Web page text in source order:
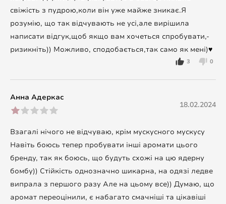
свіжість з пудрою,коли він уже майже зникає.Я
розумію, що так відчувають не усі,але вирішила
написати відгук,щоб якщо вам хочеться спробувати,-
ризикніть)) Можливо, сподобається,так само як мені)♥️
3 0
Анна Адеркас
18.02.2024
Взагалі нічого не відчуваю, крім мускусного мускусу
Навіть боюсь тепер пробувати інші аромати цього
бренду, так як боюсь, що будуть схожі на цю ядерну
бомбу)) Стійкість однозначно шикарна, на одязі ледве
випрала з першого разу Але на цьому все)) Думаю, що
аромат переоцінили, є набагато смачніші та цікавіші